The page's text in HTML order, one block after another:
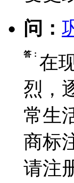
问：
答： 在
烈，
常生
商标
请注